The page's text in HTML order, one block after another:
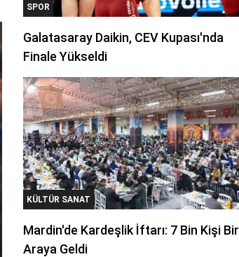
SPOR
Galatasaray Daikin, CEV Kupası'nda
Finale Yükseldi
KÜLTÜR SANAT
Mardin'de Kardeşlik İftarı: 7 Bin Kişi Bir
Araya Geldi